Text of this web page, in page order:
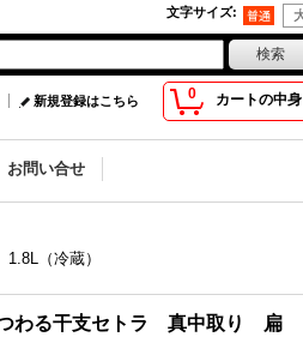
文字サイズ:
0 カートの中身
新規登録はこちら
お問い合せ
（冷蔵）
わる干支セトラ 真中取り 扁